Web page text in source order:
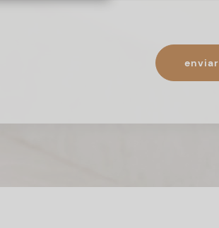
enviar